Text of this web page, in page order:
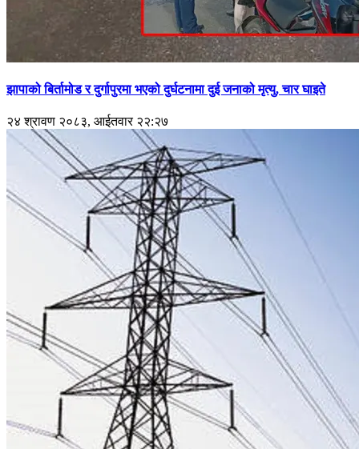
झापाको बिर्तामोड र दुर्गापुरमा भएको दुर्घटनामा दुई जनाको मृत्यु, चार घाइते
२४ श्रावण २०८३, आईतवार २२:२७